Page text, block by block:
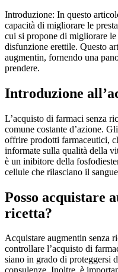
Introduzione: In questo
capacità di migliorare le
cui si propone di migliorare le
disfunzione erettile. Questo
augmentin, fornendo una
prendere.
Introduzione
L’acquisto di farmaci senza
comune costante d’azione.
offrire prodotti farmaceutici,
informate sulla qualità della
è un inibitore della
cellule che rilasciano il
Posso acquistare
ricetta?
Acquistare augmentin senza
controllare l’acquisto di
siano in grado di proteggersi